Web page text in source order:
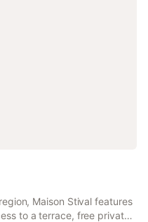
Maison Stival features
to a terrace, free private